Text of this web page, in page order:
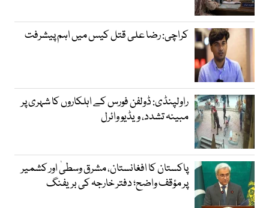
کراچی: رضا علی قتل کیس میں اہم پیشرفت
راولپنڈی: ڈولفن فورس کے اہلکاروں کا شہری پر
مبینہ تشدد، ویڈیو وائرل
پاکستان کا افغانستان، مشرق وسطیٰ اور کشمیر
پر مؤقف واضح؛ دفتر خارجہ کی بریفنگ